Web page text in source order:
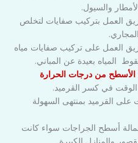
والسيول.
العمل بتركيب صفايات لتخلص
العمل على تركيب صفايات مياه
المياه بعيدة عن المباني.
من درجات الحرارة
في كسر القرميد.
على القرميد بمنتهى السهولة
أسطح الجراجات سواء كانت